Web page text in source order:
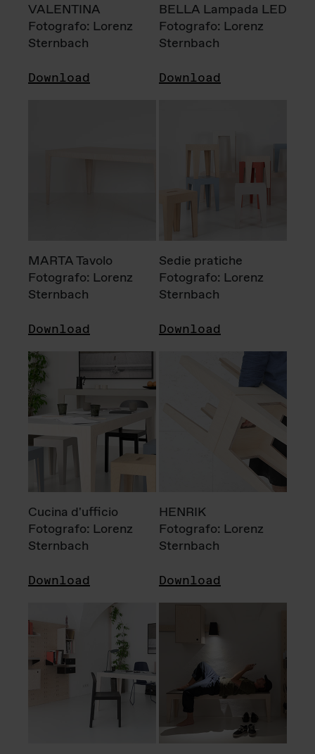
VALENTINA
Fotografo: Lorenz
Sternbach
Download
BELLA Lampada LED
Fotografo: Lorenz
Sternbach
Download
MARTA Tavolo
Fotografo: Lorenz
Sternbach
Download
Sedie pratiche
Fotografo: Lorenz
Sternbach
Download
Cucina d'ufficio
Fotografo: Lorenz
Sternbach
Download
HENRIK
Fotografo: Lorenz
Sternbach
Download